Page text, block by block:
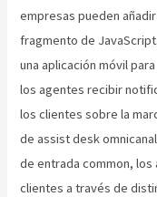
empresas pueden
fragmento de
una aplicación móvil
los agentes recibir
los clientes sobre la
de assist desk
de entrada common,
clientes a través de